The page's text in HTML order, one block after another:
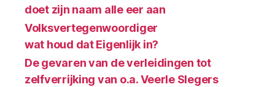
doet zijn naam alle eer aan
Volksvertegenwoordiger
wat houd dat Eigenlijk in?
De gevaren van de verleidingen tot
zelfverrijking van o.a. Veerle Slegers